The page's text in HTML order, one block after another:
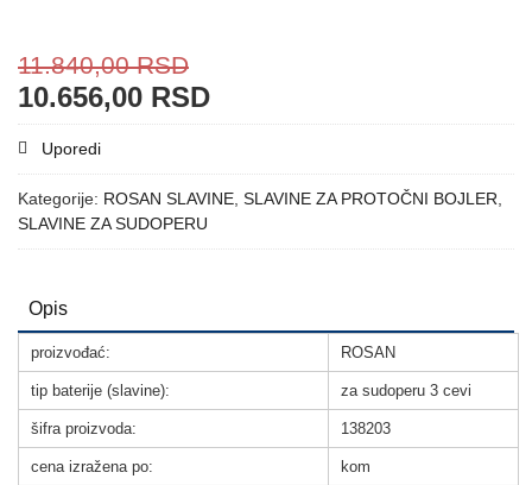
11.840,00RSD
10.656,00 RSD
Uporedi
Kategorije: ROSAN SLAVINE SLAVINE ZA PROTOČNI BOJLER
SLAVINE ZA SUDOPERU
Opis
proizvođać: ROSAN
tip baterije (slavine): za sudoperu 3 cevi
šifra proizvoda: 138203
cena izražena po: kom